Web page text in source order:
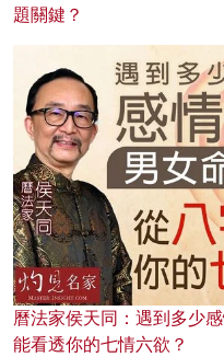
題關鍵？
曆法家侯天同：遇到多少
能看透你的七情六欲？